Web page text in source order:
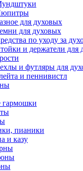
для духовых
для духовых
по уходу за
и держатели для
и футляры для
и пеннивистл
гармошки
пианики
и казу